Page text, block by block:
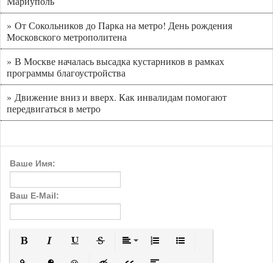
» От Сокольников до Парка на метро! День рождения
Московского метрополитена
» В Москве началась высадка кустарников в рамках
программы благоустройства
» Движение вниз и вверх. Как инвалидам помогают
передвигаться в метро
Ваше Имя:
Ваш E-Mail: